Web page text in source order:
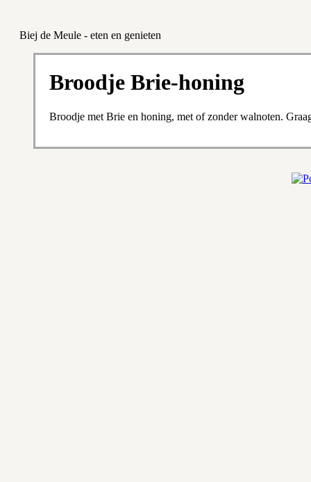
Biej de Meule - eten en genieten
Broodje Brie-honing
Broodje met Brie en honing, met of zonder walnoten.